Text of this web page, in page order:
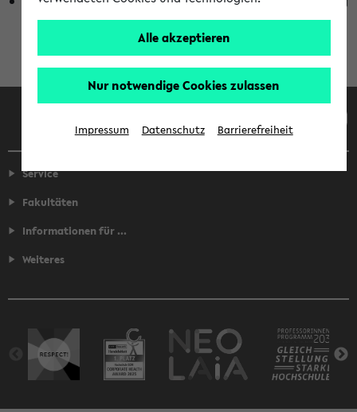
vom im eKVV gewählten Semester.
Facebook Instagram LinkedIn TikTok
Service
Fakultäten
Informationen für ...
Weiteres
Alle akzeptieren
Nur notwendige Cookies zulassen
Impressum Datenschutz Barrierefreiheit